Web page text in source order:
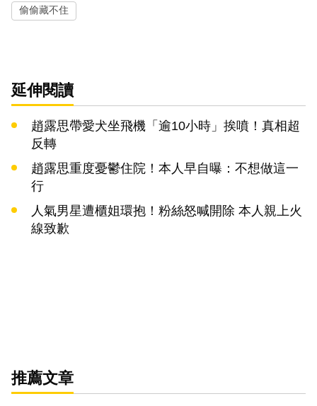
偷偷藏不住
延伸閱讀
趙露思帶愛犬坐飛機「逾10小時」挨噴！真相超
反轉
趙露思重度憂鬱住院！本人早自曝：不想做這一
行
人氣男星遭櫃姐環抱！粉絲怒喊開除 本人親上火
線致歉
推薦文章